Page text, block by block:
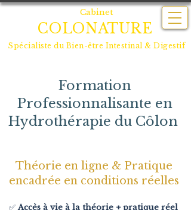
Cabinet
COLONATURE
Spécialiste du Bien-être Intestinal & Digestif
Formation
Professionnalisante en
Hydrothérapie du Côlon
Théorie en ligne & Pratique
encadrée en conditions réelles
​✅Accès à vie à la théorie + pratique réel